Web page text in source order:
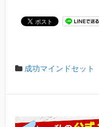
成功マインドセット